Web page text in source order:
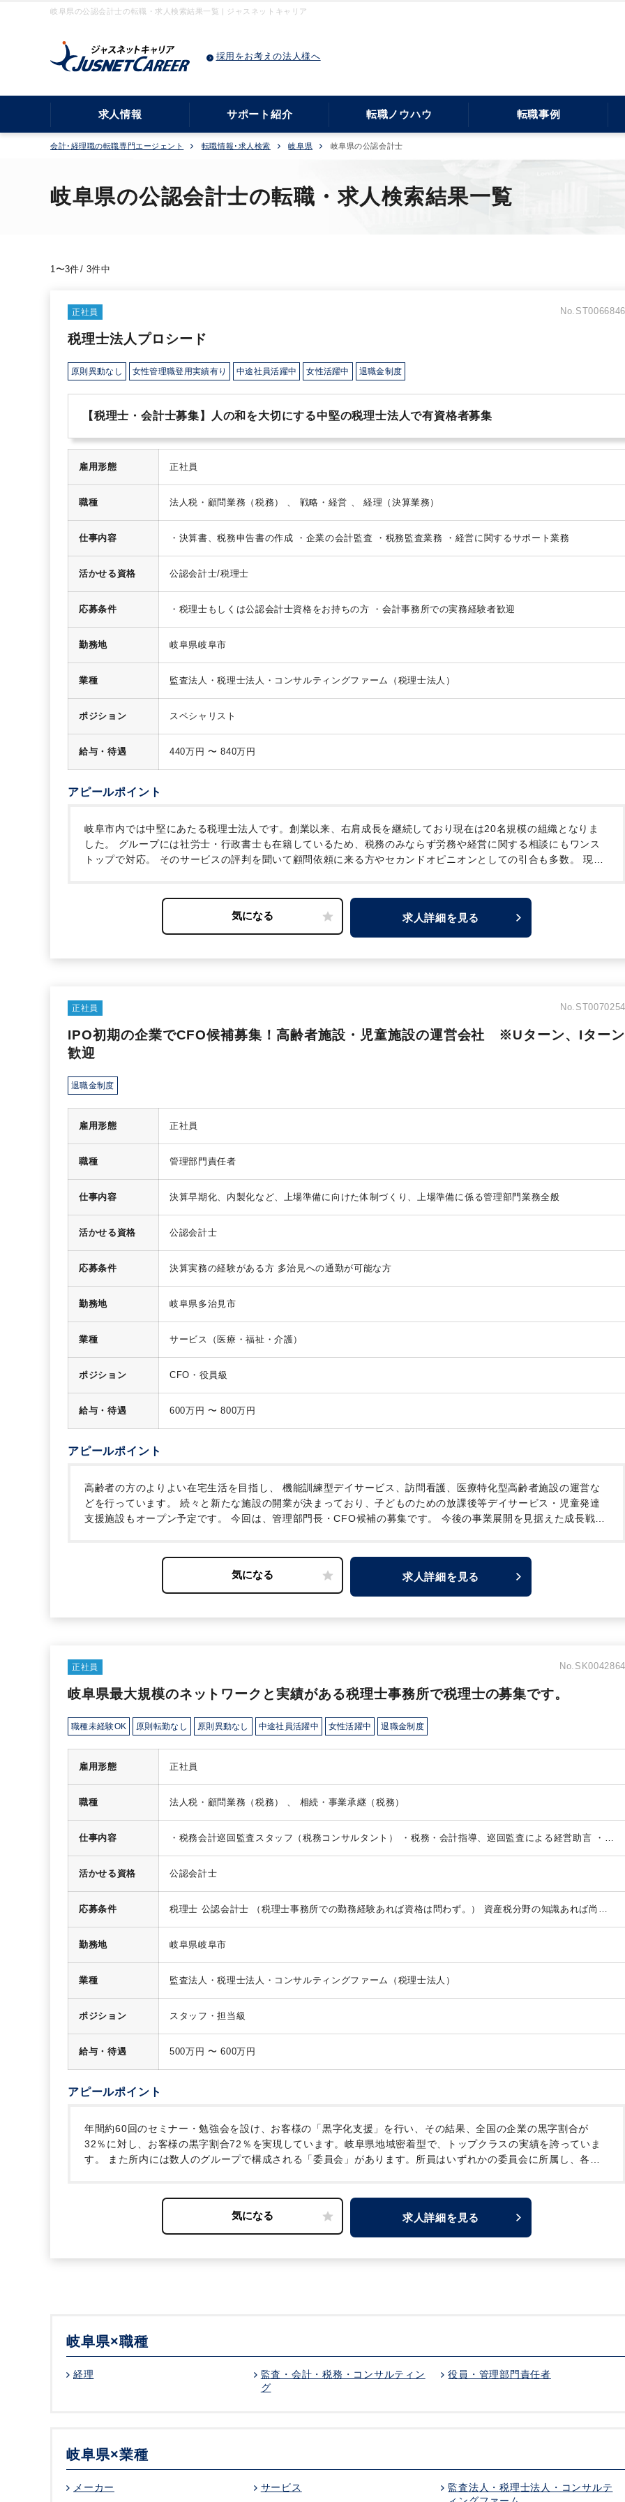
岐阜県の公認会計士の転職・求人検索結果一覧 | ジャスネットキャリア
採用をお考えの法人様へ
求人情報 サポート紹介 転職ノウハウ 転職事例
会計･経理職の転職専門エージェント 転職情報･求人検索 岐阜県 岐阜県の公認会計士
岐阜県の公認会計士の転職・求人検索結果一覧
1〜3件/ 3件中
正社員 No.ST0066846
税理士法人プロシード
原則異動なし 女性管理職登用実績有り 中途社員活躍中 女性活躍中 退職金制度
【税理士・会計士募集】人の和を大切にする中堅の税理士法人で有資格者募集
雇用形態 正社員
職種 法人税・顧問業務（税務） 、 戦略・経営 、 経理（決算業務）
仕事内容 ・決算書、税務申告書の作成 ・企業の会計監査 ・税務監査業務 ・経営に関するサポート業務
活かせる資格 公認会計士/税理士
応募条件 ・税理士もしくは公認会計士資格をお持ちの方 ・会計事務所での実務経験者歓迎
勤務地 岐阜県岐阜市
業種 監査法人・税理士法人・コンサルティングファーム（税理士法人）
ポジション スペシャリスト
給与・待遇 440万円 〜 840万円
アピールポイント
岐阜市内では中堅にあたる税理士法人です。創業以来、右肩成長を継続しており現在は20名規模の組織となりま
した。
グループには社労士・行政書士も在籍しているため、税務のみならず労務や経営に関する相談にもワンス
トップで対応。
そのサービスの評判を聞いて顧問依頼に来る方やセカンドオピニオンとしての引合も多数。
現在
求人詳細を見る
正社員 No.ST0070254
IPO初期の企業でCFO候補募集！高齢者施設・児童施設の運営会社 ※Uターン、Iターン
歓迎
退職金制度
雇用形態 正社員
職種 管理部門責任者
仕事内容 決算早期化、内製化など、上場準備に向けた体制づくり、上場準備に係る管理部門業務全般
活かせる資格 公認会計士
応募条件 決算実務の経験がある方 多治見への通勤が可能な方
勤務地 岐阜県多治見市
業種 サービス（医療・福祉・介護）
ポジション CFO・役員級
給与・待遇 600万円 〜 800万円
アピールポイント
高齢者の方のよりよい在宅生活を目指し、
機能訓練型デイサービス、訪問看護、医療特化型高齢者施設の運営な
どを行っています。
続々と新たな施設の開業が決まっており、子どものための放課後等デイサービス・児童発達
支援施設もオープン予定です。
今回は、管理部門長・CFO候補の募集です。
今後の事業展開を見据えた成長戦略
ては、数名のスタッフとアウトソースで日常的なオペレーションを、取締役が承認を行っています。会計の中核が
いない状況なので、まずは、経理業務内製化・決算早期化をミッションに、経理体制を構築していただきたい意向
上場準備企業でイチから作り上げていくことができるポジションです。
求人詳細を見る
正社員 No.SK0042864
岐阜県最大規模のネットワークと実績がある税理士事務所で税理士の募集です。
職種未経験OK 原則転勤なし 原則異動なし 中途社員活躍中 女性活躍中 退職金制度
雇用形態 正社員
職種 法人税・顧問業務（税務） 、 相続・事業承継（税務）
仕事内容 ・税務会計巡回監査スタッフ（税務コンサルタント） ・税務・会計指導、巡回監査による経営助言 ・財
活かせる資格 公認会計士
応募条件 税理士 公認会計士 （税理士事務所での勤務経験あれば資格は問わず。）
資産税分野の知識あれば尚
勤務地 岐阜県岐阜市
業種 監査法人・税理士法人・コンサルティングファーム（税理士法人）
ポジション スタッフ・担当級
給与・待遇 500万円 〜 600万円
アピールポイント
年間約60回のセミナー・勉強会を設け、お客様の「黒字化支援」を行い、その結果、全国の企業の黒字割合が
32％に対し、お客様の黒字割合72％を実現しています。岐阜県地域密着型で、トップクラスの実績を誇っていま
す。
また所内には数人のグループで構成される「委員会」があります。所員はいずれかの委員会に所属し、各テ
求人詳細を見る
岐阜県×職種
経理
監査・会計・税務・コンサルティン
グ
役員・管理部門責任者
岐阜県×業種
メーカー サービス
監査法人・税理士法人・コンサルテ